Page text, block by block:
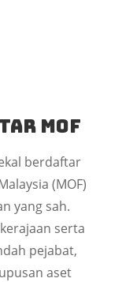
MOF
berdaftar
(MOF)
yang sah.
serta
pejabat,
aset